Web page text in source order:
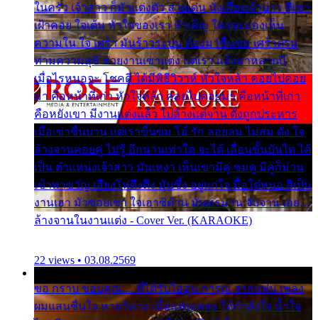
ในครัว เจ้าสาว ก็มัวแต่งตัว สวยเด่น นั่งเคียงเจ้าบ่าว ที่เขา
เฝ้าคอย ใจเต้น หัวใจของเรา ลำเค็ญ ใครจะมองเห็น
ความใน ใจ เศร้า มันร้าวระบม ต้องมาขื่นขม เศร้าตรม
ท่ามความสุขี ช่วยงานเขาแต่ง แต่เรา แล้งมาหลายปี
เมื่อไรหนอจะ โชคดี ได้มีพิธีวิวาห์ หัวใจหล้า คอยไปคอย
มา คือหน้าที่เก่า หัวใจหล้า คอยไปคอยมา คือหน้าที่เก่า
คือหยังเขา มีงานแต่งแล้ว ไปล้างแต่จาน ดั่งถูกประหาร
เมื่อเขาชื่นบาน แต่เราขื่นขม โอ้ รัก ลอยลม ไม่สม ดัง ใจ
ล้างจานคอยคู่ ไม่รู้ อีกนานเท่าใด จะได้ เลื่อนขั้นบันได ได้
เป็น ตำแหน่งเจ้าสาว มันเหงา เห็นเขามีคู่ ซมดู มีคู่ก็ม่วน
เข้าพาขวัญ เสียงโห่ตึงตึง มันซึ้ง อยู่แก่ใจ มื้อใด๋หนอ สิเป็น
งานเฮา มัวซอยเขา ใจเฮาซิด้าน มันทรมาน จับจาน เอย…
ล้างจานในงานแต่ง - Cover Ver. (KARAOKE)
22 views • 03.08.2569
ขอ กราบ ขอบคุณ.... ที่ได้รับไออุ่น การุณ จากแฟน เพลง
ผมแสนชื่นใจ หายวังเวง เมื่อแฟนเพลง ให้กำลังใจ น้ำใจ